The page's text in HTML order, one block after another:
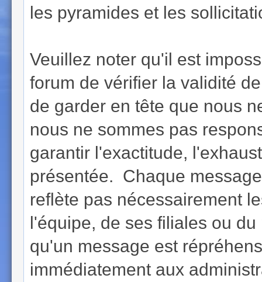
les pyramides et les
Veuillez noter qu'il est
forum de vérifier la validité
de garder en tête que nous
nous ne sommes pas
garantir l'exactitude,
présentée. Chaque
reflète pas nécessairement
l'équipe, de ses filiales ou
qu'un message est
immédiatement aux